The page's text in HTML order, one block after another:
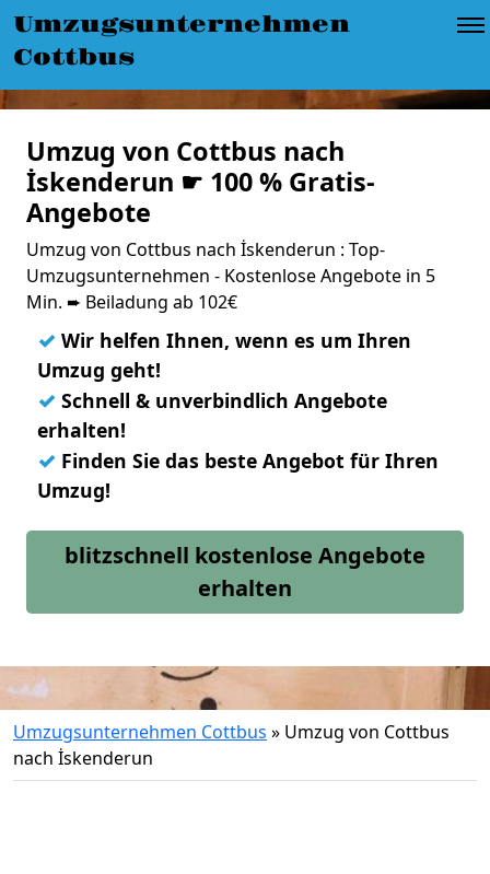
Umzugsunternehmen
Cottbus
Umzug von Cottbus nach
İskenderun ☛ 100 % Gratis-
Angebote
Umzug von Cottbus nach İskenderun : Top-
Umzugsunternehmen - Kostenlose Angebote in 5
Min. ➨ Beiladung ab 102€
✓ Wir helfen Ihnen, wenn es um Ihren
Umzug geht!
✓ Schnell & unverbindlich Angebote
erhalten!
✓ Finden Sie das beste Angebot für Ihren
Umzug!
blitzschnell kostenlose Angebote
erhalten
Umzugsunternehmen Cottbus » Umzug von Cottbus
nach İskenderun